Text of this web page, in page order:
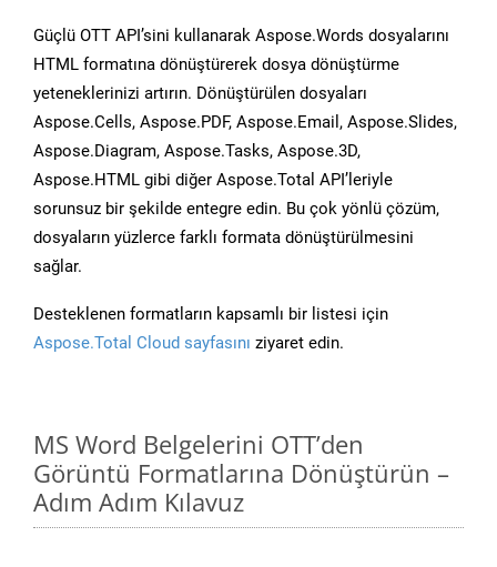
Güçlü OTT API’sini kullanarak Aspose.Words dosyalarını
HTML formatına dönüştürerek dosya dönüştürme
yeteneklerinizi artırın. Dönüştürülen dosyaları
Aspose.Cells, Aspose.PDF, Aspose.Email, Aspose.Slides,
Aspose.Diagram, Aspose.Tasks, Aspose.3D,
Aspose.HTML gibi diğer Aspose.Total API’leriyle
sorunsuz bir şekilde entegre edin. Bu çok yönlü çözüm,
dosyaların yüzlerce farklı formata dönüştürülmesini
sağlar.
Desteklenen formatların kapsamlı bir listesi için
Aspose.Total Cloud sayfasını ziyaret edin.
MS Word Belgelerini OTT’den
Görüntü Formatlarına Dönüştürün –
Adım Adım Kılavuz